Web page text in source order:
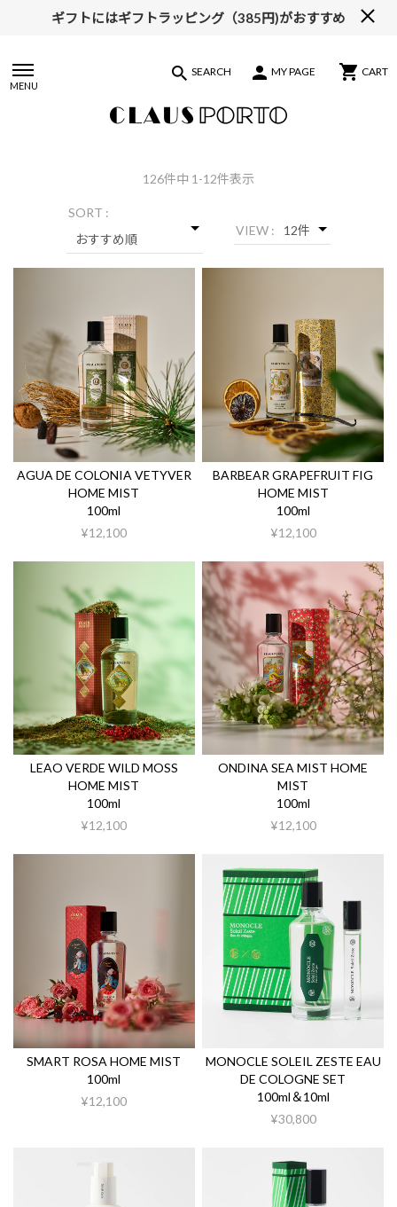
ギフトにはギフトラッピング（385円)がおすすめ
MENU
SEARCH MY PAGE CART
126件中 1-12件表示
SORT :
VIEW :
AGUA DE COLONIA VETYVER
HOME MIST
100ml
¥12,100
BARBEAR GRAPEFRUIT FIG
HOME MIST
100ml
¥12,100
LEAO VERDE WILD MOSS
HOME MIST
100ml
¥12,100
ONDINA SEA MIST HOME
MIST
100ml
¥12,100
SMART ROSA HOME MIST
100ml
¥12,100
MONOCLE SOLEIL ZESTE EAU
DE COLOGNE SET
100ml＆10ml
¥30,800